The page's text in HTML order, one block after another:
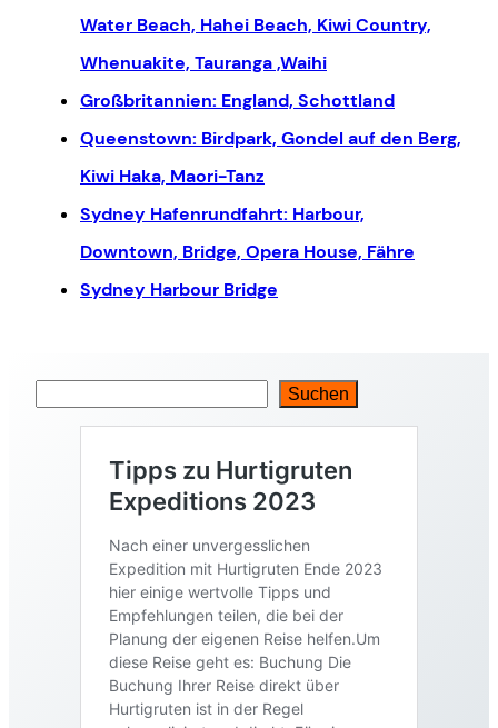
Water Beach, Hahei Beach, Kiwi Country,
Whenuakite, Tauranga ,Waihi
Großbritannien: England, Schottland
Queenstown: Birdpark, Gondel auf den Berg,
Kiwi Haka, Maori-Tanz
Sydney Hafenrundfahrt: Harbour,
Downtown, Bridge, Opera House, Fähre
Sydney Harbour Bridge
Suchen